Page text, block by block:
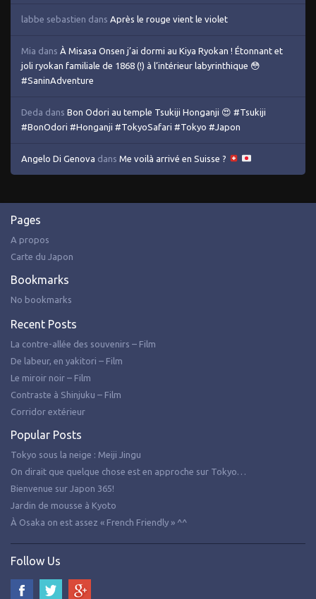
labbe sebastien dans Après le rouge vient le violet
Mia dans À Misasa Onsen j’ai dormi au Kiya Ryokan ! Étonnant et
joli ryokan familiale de 1868 (!) à l’intérieur labyrinthique 😳
#SaninAdventure
Deda dans Bon Odori au temple Tsukiji Honganji 😍 #Tsukiji
#BonOdori #Honganji #TokyoSafari #Tokyo #Japon
Angelo Di Genova dans Me voilà arrivé en Suisse ?
Pages
A propos
Carte du Japon
Bookmarks
No bookmarks
Recent Posts
La contre-allée des souvenirs – Film
De labeur, en yakitori – Film
Le miroir noir – Film
Contraste à Shinjuku – Film
Corridor extérieur
Popular Posts
Tokyo sous la neige : Meiji Jingu
On dirait que quelque chose est en approche sur Tokyo…
Bienvenue sur Japon 365!
Jardin de mousse à Kyoto
À Osaka on est assez « French Friendly » ^^
Follow Us